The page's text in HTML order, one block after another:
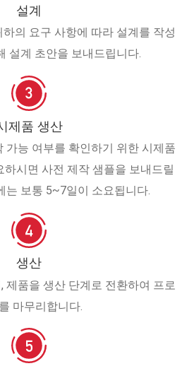
설계
의 요구 사항에 따라 설계를 작성
설계 초안을 보내드립니다.
제품 생산
가능 여부를 확인하기 위한 시제품
시면 사전 제작 샘플을 보내드릴
는 보통 5~7일이 소요됩니다.
생산
제품을 생산 단계로 전환하여 프로
마무리합니다.